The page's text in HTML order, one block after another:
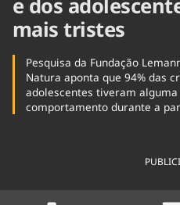
e dos
mais tristes
Pesquisa da Fundação
Natura aponta que 94% das
adolescentes tiveram alguma
comportamento durante a